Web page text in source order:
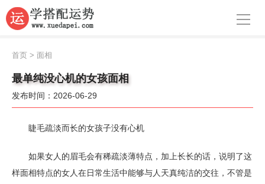
导航
周公解梦
生肖运势
八字算命
面相
风水
首页 > 面相
最单纯没心机的女孩面相
发布时间：2026-06-29
睫毛疏淡而长的女孩子没有心机
如果女人的眉毛会有稀疏淡薄特点，加上长长的话，说明了这
样面相特点的女人在日常生活中能够与人天真纯洁的交往，不管是